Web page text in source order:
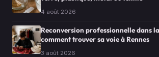
4 août 2026
Reconversion professionnelle dans
comment trouver sa voie à Rennes
3 août 2026